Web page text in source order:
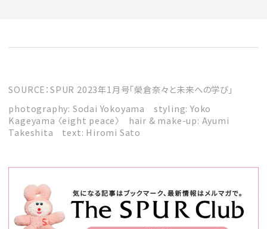
SOURCE：SPUR 2023年1月号「榮倉奈々と未来への学び」
photography: Sodai Yokoyama styling: Yoko
Kageyama 〈eight peace〉 hair & make-up: Ayumi
Takeshita text: Hiromi Sato